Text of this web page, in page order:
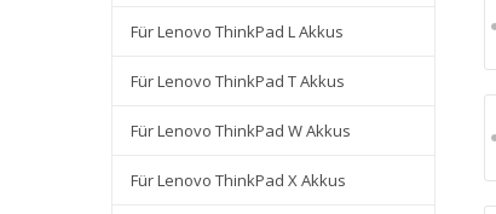
Für Lenovo ThinkPad L Akkus
Für Lenovo ThinkPad T Akkus
Für Lenovo ThinkPad W Akkus
Für Lenovo ThinkPad X Akkus